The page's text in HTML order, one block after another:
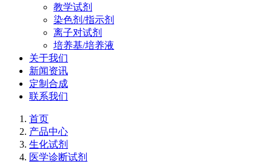
教学试剂
染色剂/指示剂
离子对试剂
培养基/培养液
关于我们
新闻资讯
定制合成
联系我们
首页
产品中心
生化试剂
医学诊断试剂